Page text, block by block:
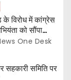
विरोध में कांग्रेस
को सौंपा
One Desk
समिति पर